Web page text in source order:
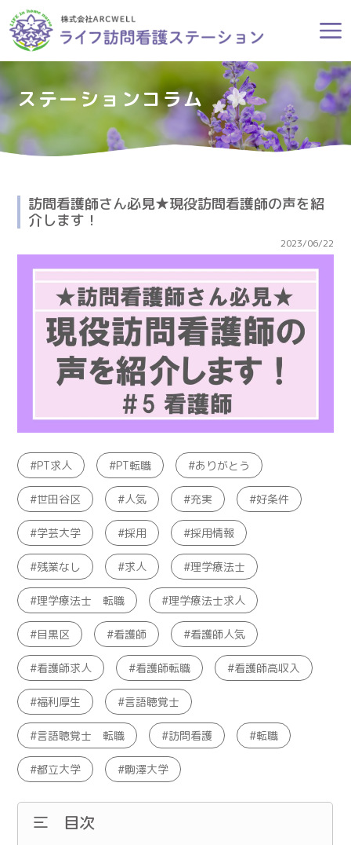
ステーションコラム
訪問看護師さん必見★現役訪問看護師の声を紹
介します！
2023/06/22
PT求人 PT転職 ありがとう
世田谷区 人気 充実 好条件
学芸大学 採用 採用情報
残業なし 求人 理学療法士
理学療法士 転職 理学療法士求人
目黒区 看護師 看護師人気
看護師求人 看護師転職 看護師高収入
福利厚生 言語聴覚士
言語聴覚士 転職 訪問看護 転職
都立大学 駒澤大学
目次